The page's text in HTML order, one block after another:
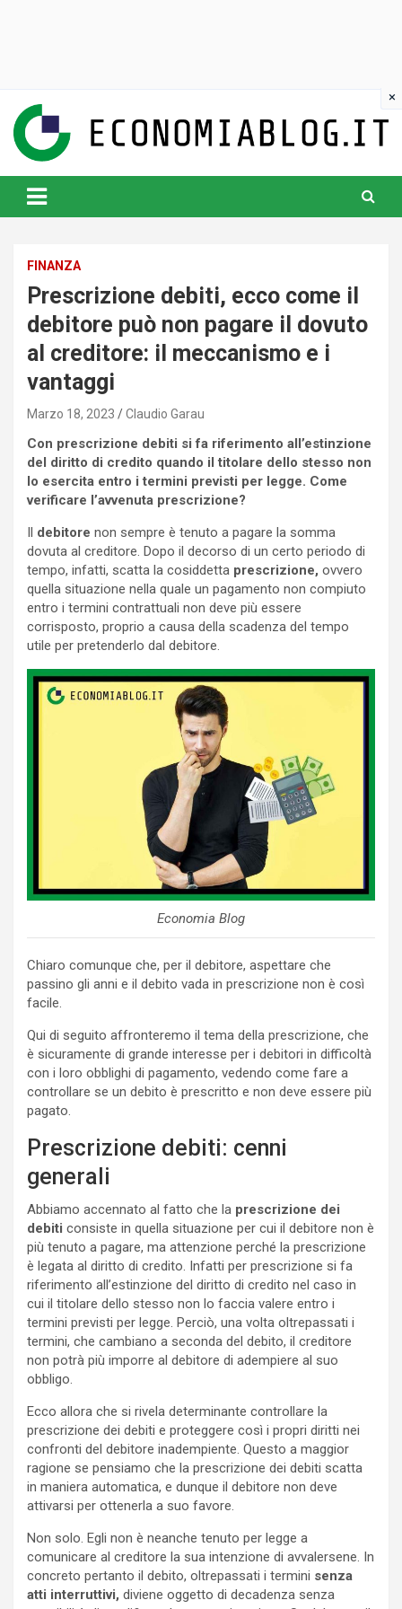
content
www.economiablog.it
FINANZA
Prescrizione debiti, ecco come il
debitore può non pagare il dovuto
al creditore: il meccanismo e i
vantaggi
Marzo 18, 2023 Claudio Garau
Con prescrizione debiti si fa riferimento all’estinzione
del diritto di credito quando il titolare dello stesso non
lo esercita entro i termini previsti per legge. Come
verificare l’avvenuta prescrizione?
Il debitore non sempre è tenuto a pagare la somma
dovuta al creditore. Dopo il decorso di un certo periodo di
tempo, infatti, scatta la cosiddetta prescrizione, ovvero
quella situazione nella quale un pagamento non compiuto
entro i termini contrattuali non deve più essere
corrisposto, proprio a causa della scadenza del tempo
utile per pretenderlo dal debitore.
Economia Blog
Chiaro comunque che, per il debitore, aspettare che
passino gli anni e il debito vada in prescrizione non è così
facile.
Qui di seguito affronteremo il tema della prescrizione, che
è sicuramente di grande interesse per i debitori in difficoltà
con i loro obblighi di pagamento, vedendo come fare a
controllare se un debito è prescritto e non deve essere più
pagato.
Prescrizione debiti: cenni
generali
Abbiamo accennato al fatto che la prescrizione dei
debiti consiste in quella situazione per cui il debitore non è
più tenuto a pagare, ma attenzione perché la prescrizione
è legata al diritto di credito. Infatti per prescrizione si fa
riferimento all’estinzione del diritto di credito nel caso in
cui il titolare dello stesso non lo faccia valere entro i
termini previsti per legge. Perciò, una volta oltrepassati i
termini, che cambiano a seconda del debito, il creditore
non potrà più imporre al debitore di adempiere al suo
obbligo.
Ecco allora che si rivela determinante controllare la
prescrizione dei debiti e proteggere così i propri diritti nei
confronti del debitore inadempiente. Questo a maggior
ragione se pensiamo che la prescrizione dei debiti scatta
in maniera automatica, e dunque il debitore non deve
attivarsi per ottenerla a suo favore.
Non solo. Egli non è neanche tenuto per legge a
comunicare al creditore la sua intenzione di avvalersene. In
concreto pertanto il debito, oltrepassati i termini senza
atti interruttivi, diviene oggetto di decadenza senza